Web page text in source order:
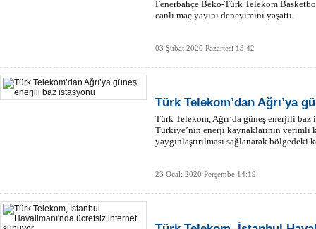
Rus savaş
Fenerbahçe Beko-Türk Telekom
canlı maç yayını deneyimini yaşattı.
03 Şubat 2020 Pazartesi 13:42
Türk Telekom’dan Ağrı’ya
Türk Telekom, Ağrı’da güneş enerjili
Türkiye’nin enerji kaynaklarının
yaygınlaştırılması sağlanarak
23 Ocak 2020 Perşembe 14:19